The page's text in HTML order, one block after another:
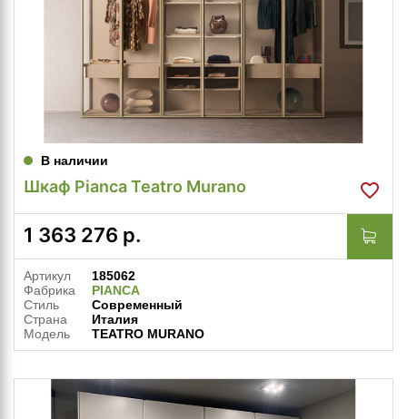
В наличии
Шкаф Pianca Teatro Murano
1 363 276 р.
Артикул
185062
Фабрика
PIANCA
Стиль
Современный
Страна
Италия
Модель
TEATRO MURANO